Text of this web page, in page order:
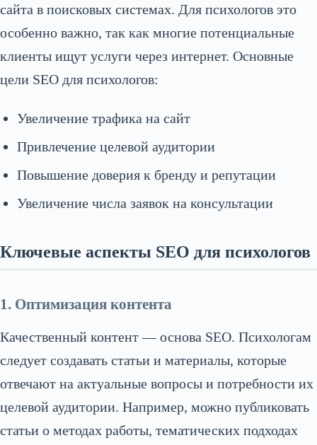
сайта в поисковых системах. Для психологов это
особенно важно, так как многие потенциальные
клиенты ищут услуги через интернет. Основные
цели SEO для психологов:
Увеличение трафика на сайт
Привлечение целевой аудитории
Повышение доверия к бренду и репутации
Увеличение числа заявок на консультации
Ключевые аспекты SEO для психологов
1. Оптимизация контента
Качественный контент — основа SEO. Психологам
следует создавать статьи и материалы, которые
отвечают на актуальные вопросы и потребности их
целевой аудитории. Например, можно публиковать
статьи о методах работы, тематических подходах